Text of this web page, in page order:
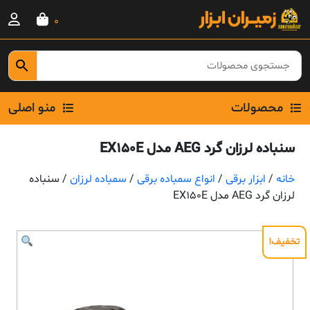
Skip
content
0
محصولات منو اصلی
سنباده لرزان گرد AEG مدل EX150E
خانه / ابزار برقی / انواع سمباده برقی / سمباده لرزان / سنباده
لرزان گرد AEG مدل EX150E
تخفیف!